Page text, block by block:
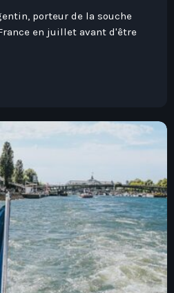
porteur de la souche
en juillet avant d'être